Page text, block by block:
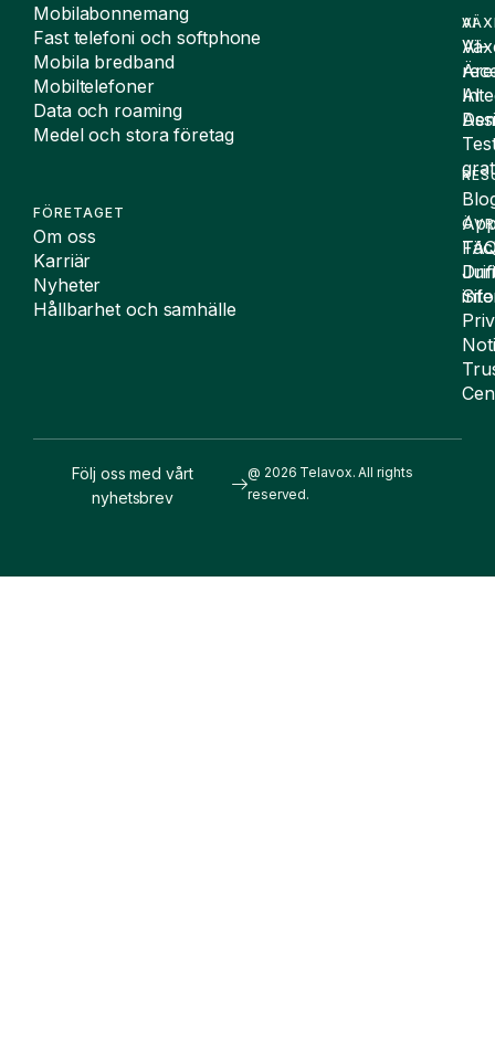
Mobilabonnemang
Fast telefoni och softphone
Mobila bredband
Mobiltelefoner
Data och roaming
Medel och stora företag
FÖRETAGET
Om oss
Karriär
Nyheter
Hållbarhet och samhälle
AI
AI-
AI
@ 2026 Telavox. All rights
reserved.
Följ oss med vårt
nyhetsbrev